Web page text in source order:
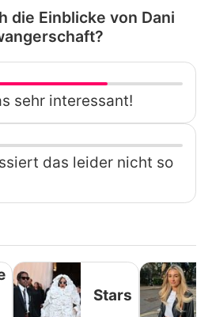
die Einblicke von Dani
sehr interessant!
das leider nicht so
Stars